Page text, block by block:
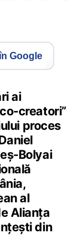
Google
ai
creatori”
proces
Bolyai
al
Alianța
din